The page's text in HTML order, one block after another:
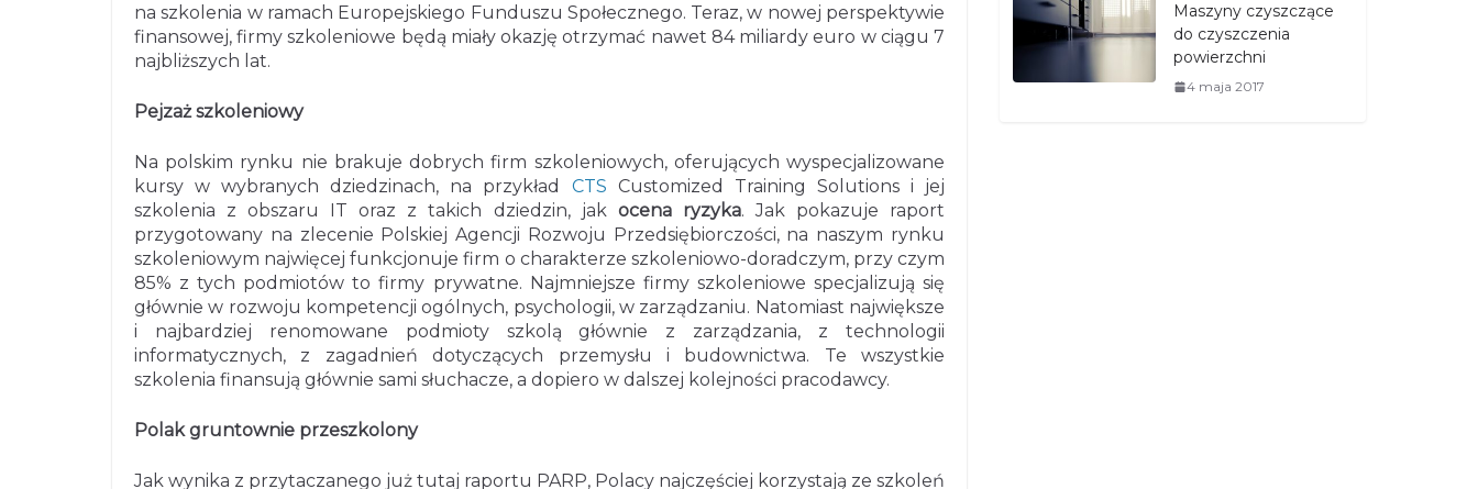
na szkolenia w ramach Europejskiego Funduszu Społecznego. Teraz, w nowej perspektywie
finansowej, firmy szkoleniowe będą miały okazję otrzymać nawet 84 miliardy euro w ciągu 7
najbliższych lat.
Pejzaż szkoleniowy
Na polskim rynku nie brakuje dobrych firm szkoleniowych, oferujących wyspecjalizowane
kursy w wybranych dziedzinach, na przykład CTS Customized Training Solutions i jej
szkolenia z obszaru IT oraz z takich dziedzin, jak ocena ryzyka. Jak pokazuje raport
przygotowany na zlecenie Polskiej Agencji Rozwoju Przedsiębiorczości, na naszym rynku
szkoleniowym najwięcej funkcjonuje firm o charakterze szkoleniowo-doradczym, przy czym
85% z tych podmiotów to firmy prywatne. Najmniejsze firmy szkoleniowe specjalizują się
głównie w rozwoju kompetencji ogólnych, psychologii, w zarządzaniu. Natomiast największe
i najbardziej renomowane podmioty szkolą głównie z zarządzania, z technologii
informatycznych, z zagadnień dotyczących przemysłu i budownictwa. Te wszystkie
szkolenia finansują głównie sami słuchacze, a dopiero w dalszej kolejności pracodawcy.
Polak gruntownie przeszkolony
Jak wynika z przytaczanego już tutaj raportu PARP, Polacy najczęściej korzystają ze szkoleń
Maszyny czyszczące
do czyszczenia
powierzchni
4 maja 2017